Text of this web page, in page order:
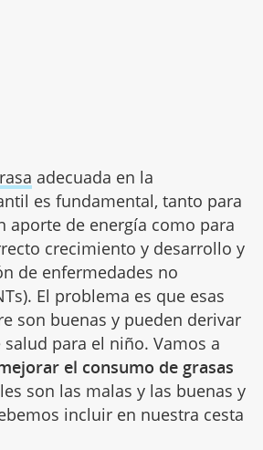
adecuada en la
es fundamental, tanto para
aporte de energía como para
crecimiento y desarrollo y
de enfermedades no
El problema es que esas
son buenas y pueden derivar
para el niño. Vamos a
el consumo de grasas
son las malas y las buenas y
incluir en nuestra cesta